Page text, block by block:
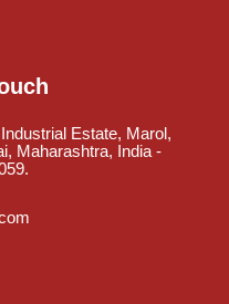
Estate, Marol,
Maharashtra, India -